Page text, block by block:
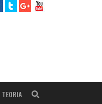
TEORIA